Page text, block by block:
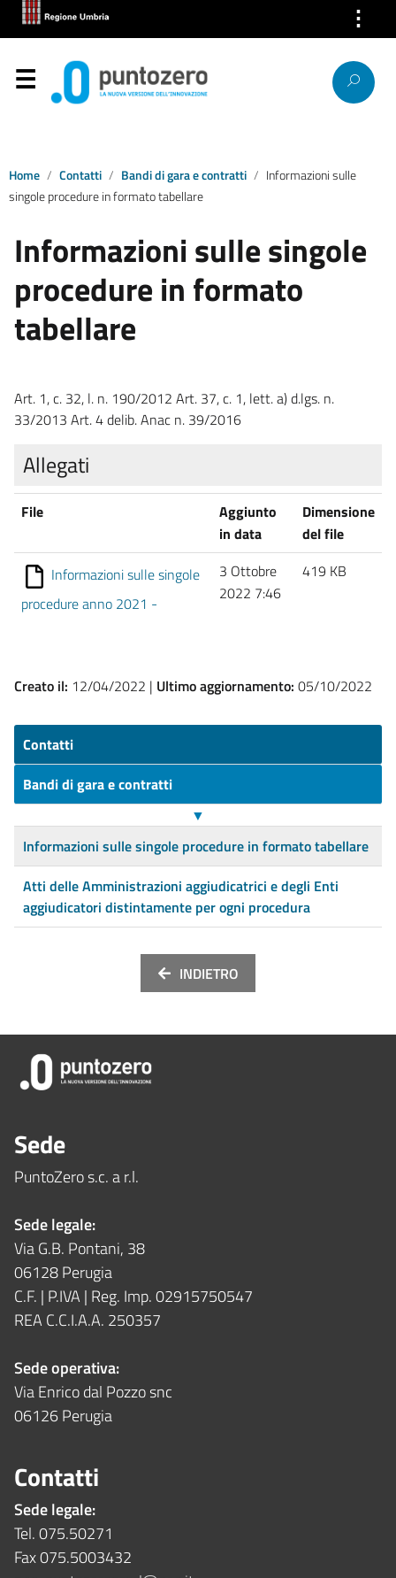
⋮
Chi Siamo
Servizi
News
Link
Home Contatti Bandi di gara e contratti
Informazioni sulle
singole procedure in formato tabellare
Informazioni sulle singole
procedure in formato
tabellare
Art. 1, c. 32, l. n. 190/2012 Art. 37, c. 1, lett. a) d.lgs. n.
33/2013 Art. 4 delib. Anac n. 39/2016
Allegati
File
Aggiunto
in data
Dimensione
del file
Informazioni sulle singole
procedure anno 2021 -
3 Ottobre
2022 7:46
419 KB
Creato il: 12/04/2022 | Ultimo aggiornamento: 05/10/2022
Contatti
Bandi di gara e contratti
▼
Informazioni sulle singole procedure in formato tabellare
Atti delle Amministrazioni aggiudicatrici e degli Enti
aggiudicatori distintamente per ogni procedura
INDIETRO
Sede
PuntoZero s.c. a r.l.
Sede legale:
Via G.B. Pontani, 38
06128 Perugia
C.F. | P.IVA | Reg. Imp. 02915750547
REA C.C.I.A.A. 250357
Sede operativa:
Via Enrico dal Pozzo snc
06126 Perugia
Contatti
Sede legale:
Tel. 075.50271
Fax 075.5003432